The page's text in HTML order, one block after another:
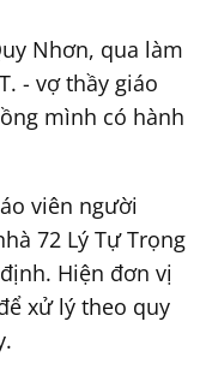
Nhơn, qua làm
- vợ thầy giáo
mình có hành
viên người
72 Lý Tự Trọng
Hiện đơn vị
xử lý theo quy